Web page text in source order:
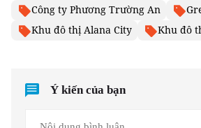
Công ty Phương Trường An
Khu đô thị Alana City
Khu đô
Ý kiến của bạn